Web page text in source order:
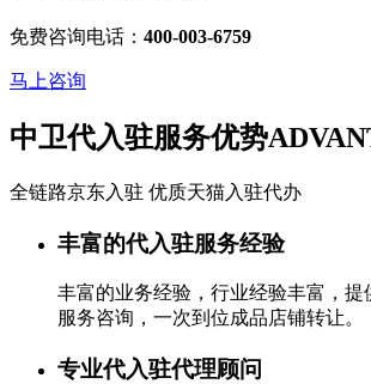
免费咨询电话： 400-003-6759
马上咨询
中卫代入驻服务优势
全链路京东入驻 优质天猫入驻代办
丰富的代入驻服务经验
丰富的业务经验，行业经验丰富，提
服务咨询，一次到位成品店铺转让。
专业代入驻代理顾问